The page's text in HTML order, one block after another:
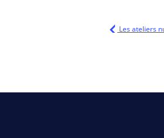
Les ateliers